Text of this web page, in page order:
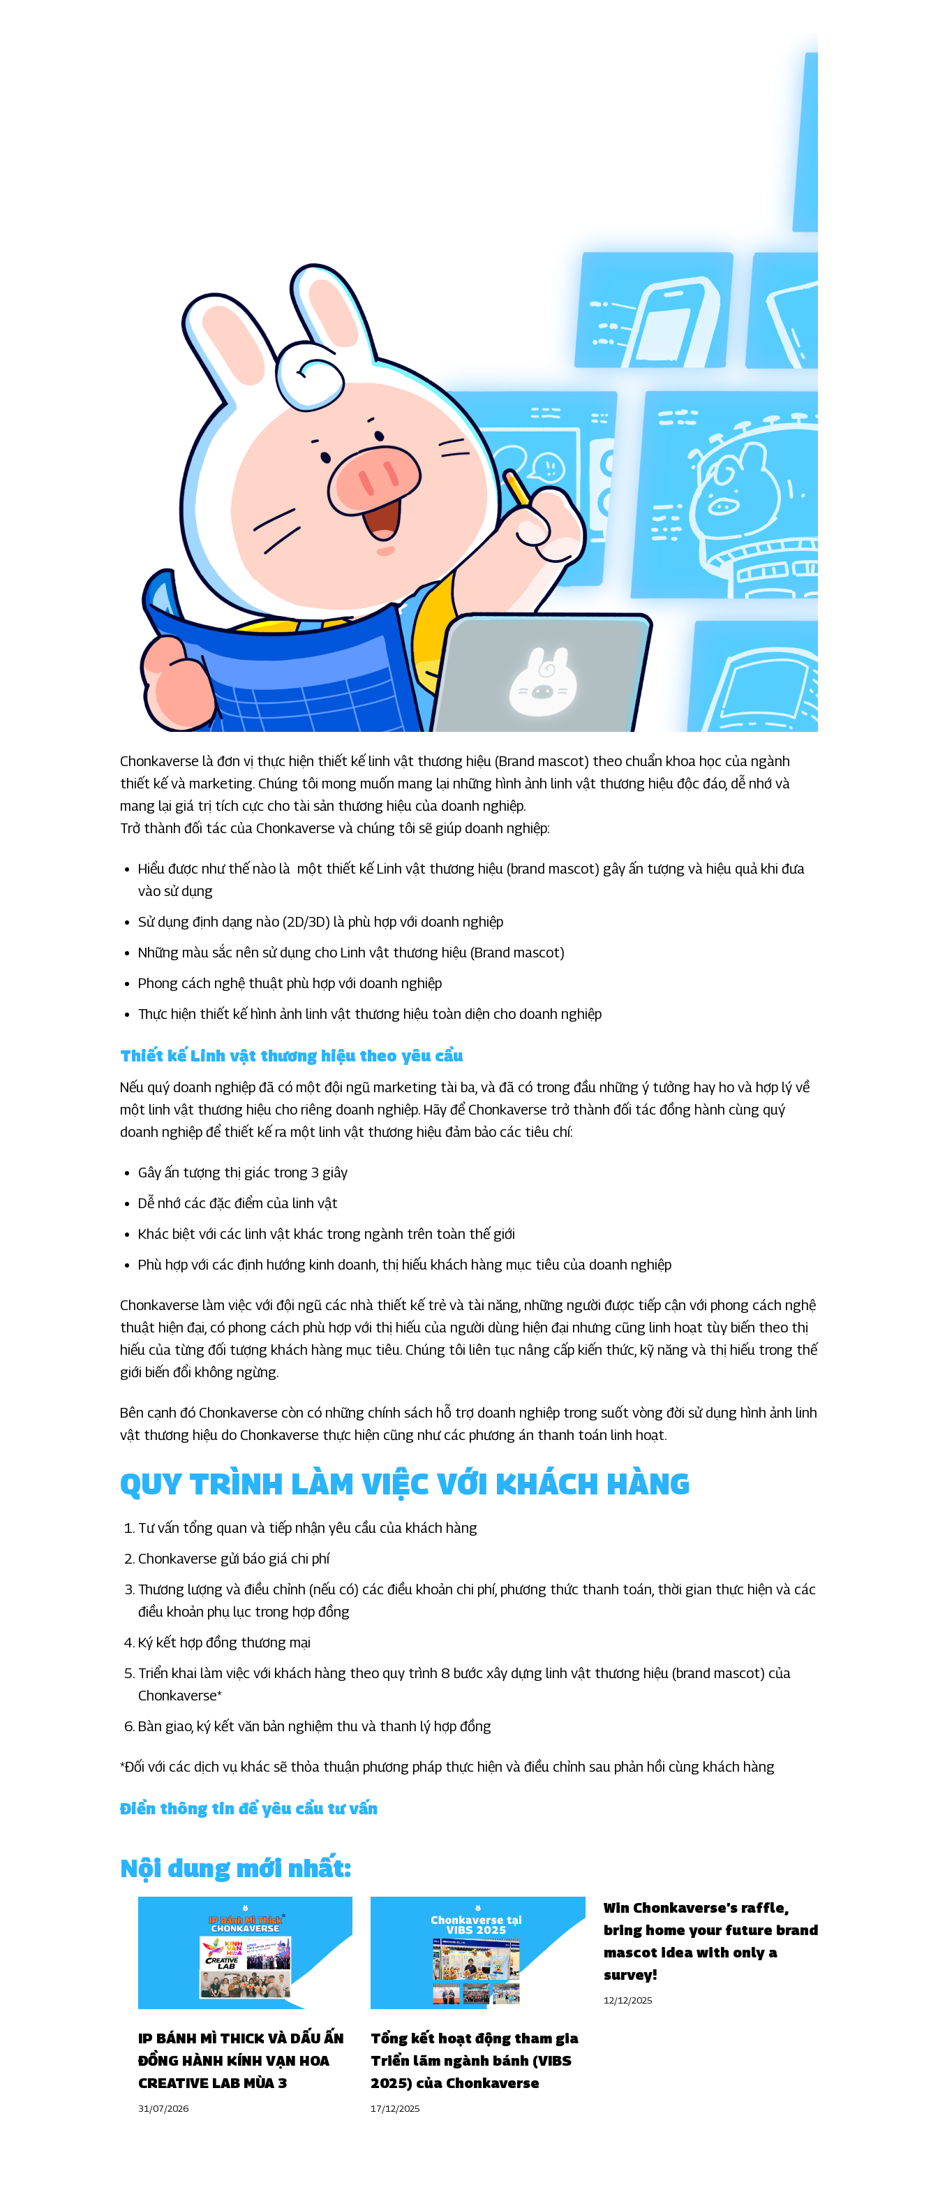
Chonkaverse là đơn vị thực hiện thiết kế linh vật thương hiệu (Brand mascot) theo chuẩn khoa học của ngành
thiết kế và marketing. Chúng tôi mong muốn mang lại những hình ảnh linh vật thương hiệu độc đáo, dễ nhớ và
mang lại giá trị tích cực cho tài sản thương hiệu của doanh nghiệp.
Trở thành đối tác của Chonkaverse và chúng tôi sẽ giúp doanh nghiệp:
Hiểu được như thế nào là một thiết kế Linh vật thương hiệu (brand mascot) gây ấn tượng và hiệu quả khi đưa
vào sử dụng
Sử dụng định dạng nào (2D/3D) là phù hợp với doanh nghiệp
Những màu sắc nên sử dụng cho Linh vật thương hiệu (Brand mascot)
Phong cách nghệ thuật phù hợp với doanh nghiệp
Thực hiện thiết kế hình ảnh linh vật thương hiệu toàn diện cho doanh nghiệp
Thiết kế Linh vật thương hiệu theo yêu cầu
Nếu quý doanh nghiệp đã có một đội ngũ marketing tài ba, và đã có trong đầu những ý tưởng hay ho và hợp lý về
một linh vật thương hiệu cho riêng doanh nghiệp. Hãy để Chonkaverse trở thành đối tác đồng hành cùng quý
doanh nghiệp để thiết kế ra một linh vật thương hiệu đảm bảo các tiêu chí:
Gây ấn tượng thị giác trong 3 giây
Dễ nhớ các đặc điểm của linh vật
Khác biệt với các linh vật khác trong ngành trên toàn thế giới
Phù hợp với các định hướng kinh doanh, thị hiếu khách hàng mục tiêu của doanh nghiệp
Chonkaverse làm việc với đội ngũ các nhà thiết kế trẻ và tài năng, những người được tiếp cận với phong cách nghệ
thuật hiện đại, có phong cách phù hợp với thị hiếu của người dùng hiện đại nhưng cũng linh hoạt tùy biến theo thị
hiếu của từng đối tượng khách hàng mục tiêu. Chúng tôi liên tục nâng cấp kiến thức, kỹ năng và thị hiếu trong thế
giới biến đổi không ngừng.
Bên cạnh đó Chonkaverse còn có những chính sách hỗ trợ doanh nghiệp trong suốt vòng đời sử dụng hình ảnh linh
vật thương hiệu do Chonkaverse thực hiện cũng như các phương án thanh toán linh hoạt.
QUY TRÌNH LÀM VIỆC VỚI KHÁCH HÀNG
Tư vấn tổng quan và tiếp nhận yêu cầu của khách hàng
Chonkaverse gửi báo giá chi phí
Thương lượng và điều chỉnh (nếu có) các điều khoản chi phí, phương thức thanh toán, thời gian thực hiện và các
điều khoản phụ lục trong hợp đồng
Ký kết hợp đồng thương mại
Triển khai làm việc với khách hàng theo quy trình 8 bước xây dựng linh vật thương hiệu (brand mascot) của
Chonkaverse*
Bàn giao, ký kết văn bản nghiệm thu và thanh lý hợp đồng
*Đối với các dịch vụ khác sẽ thỏa thuận phương pháp thực hiện và điều chỉnh sau phản hồi cùng khách hàng
Điền thông tin để yêu cầu tư vấn
Nội dung mới nhất:
IP BÁNH MÌ THICK VÀ DẤU ẤN
ĐỒNG HÀNH KÍNH VẠN HOA
CREATIVE LAB MÙA 3
31/07/2026
Tổng kết hoạt động tham gia
Triển lãm ngành bánh (VIBS
2025) của Chonkaverse
17/12/2025
Win Chonkaverse’s raffle,
bring home your future brand
mascot idea with only a
survey!
12/12/2025